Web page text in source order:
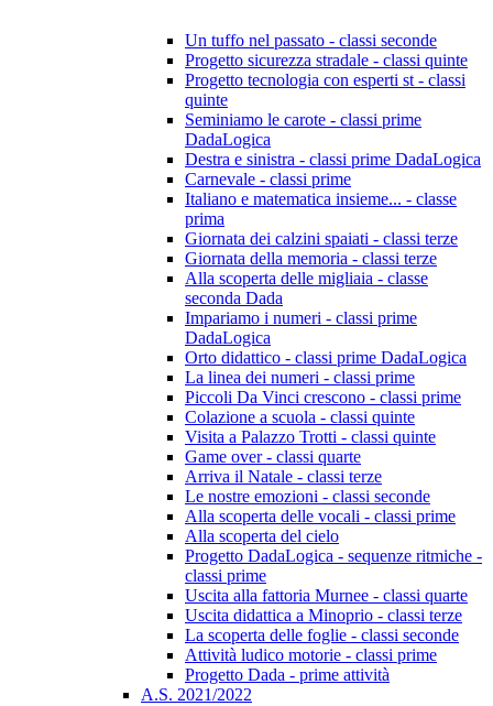
Un tuffo nel passato - classi seconde
Progetto sicurezza stradale - classi quinte
Progetto tecnologia con esperti st - classi
quinte
Seminiamo le carote - classi prime
DadaLogica
Destra e sinistra - classi prime DadaLogica
Carnevale - classi prime
Italiano e matematica insieme... - classe
prima
Giornata dei calzini spaiati - classi terze
Giornata della memoria - classi terze
Alla scoperta delle migliaia - classe
seconda Dada
Impariamo i numeri - classi prime
DadaLogica
Orto didattico - classi prime DadaLogica
La linea dei numeri - classi prime
Piccoli Da Vinci crescono - classi prime
Colazione a scuola - classi quinte
Visita a Palazzo Trotti - classi quinte
Game over - classi quarte
Arriva il Natale - classi terze
Le nostre emozioni - classi seconde
Alla scoperta delle vocali - classi prime
Alla scoperta del cielo
Progetto DadaLogica - sequenze ritmiche -
classi prime
Uscita alla fattoria Murnee - classi quarte
Uscita didattica a Minoprio - classi terze
La scoperta delle foglie - classi seconde
Attività ludico motorie - classi prime
Progetto Dada - prime attività
A.S. 2021/2022